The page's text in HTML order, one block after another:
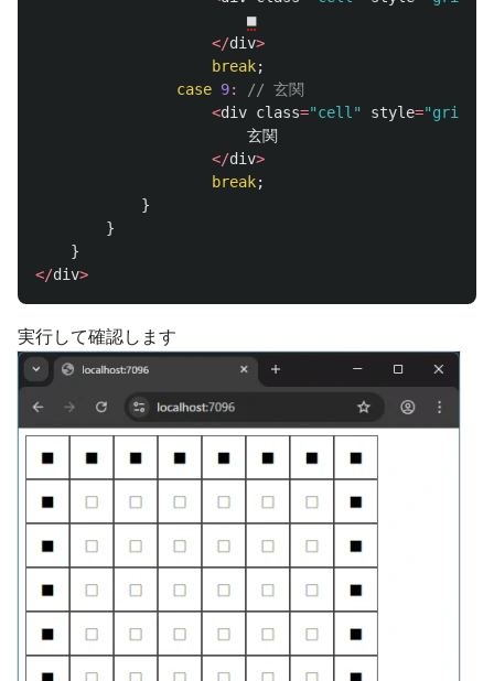
■
</div>
break;
case 9:
// 玄関
<div class="cell" style="grid-
玄関
</div>
break;
}
}
}
</div>
実行して確認します